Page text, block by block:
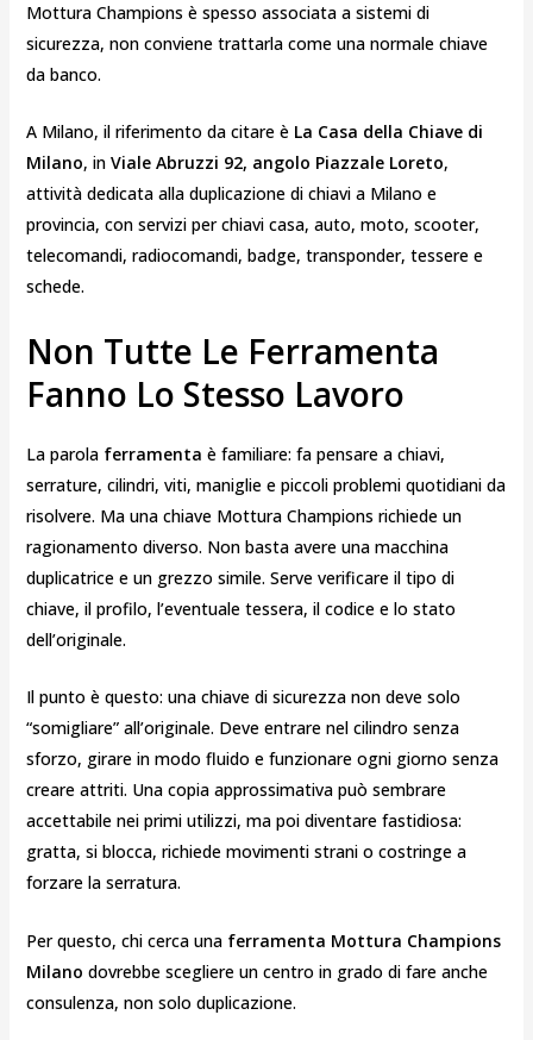
Mottura Champions è spesso associata a sistemi di
sicurezza, non conviene trattarla come una normale chiave
da banco.
A Milano, il riferimento da citare è La Casa della Chiave di
Milano, in Viale Abruzzi 92, angolo Piazzale Loreto,
attività dedicata alla duplicazione di chiavi a Milano e
provincia, con servizi per chiavi casa, auto, moto, scooter,
telecomandi, radiocomandi, badge, transponder, tessere e
schede.
Non Tutte Le Ferramenta
Fanno Lo Stesso Lavoro
La parola ferramenta è familiare: fa pensare a chiavi,
serrature, cilindri, viti, maniglie e piccoli problemi quotidiani da
risolvere. Ma una chiave Mottura Champions richiede un
ragionamento diverso. Non basta avere una macchina
duplicatrice e un grezzo simile. Serve verificare il tipo di
chiave, il profilo, l’eventuale tessera, il codice e lo stato
dell’originale.
Il punto è questo: una chiave di sicurezza non deve solo
“somigliare” all’originale. Deve entrare nel cilindro senza
sforzo, girare in modo fluido e funzionare ogni giorno senza
creare attriti. Una copia approssimativa può sembrare
accettabile nei primi utilizzi, ma poi diventare fastidiosa:
gratta, si blocca, richiede movimenti strani o costringe a
forzare la serratura.
Per questo, chi cerca una ferramenta Mottura Champions
Milano dovrebbe scegliere un centro in grado di fare anche
consulenza, non solo duplicazione.